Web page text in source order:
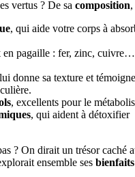
vertus ? De sa composition
, qui aide votre corps à
en pagaille : fer, zinc,
donne sa texture et
, excellents pour le
, qui aident à détoxifier
? On dirait un trésor caché
ensemble ses bienfaits